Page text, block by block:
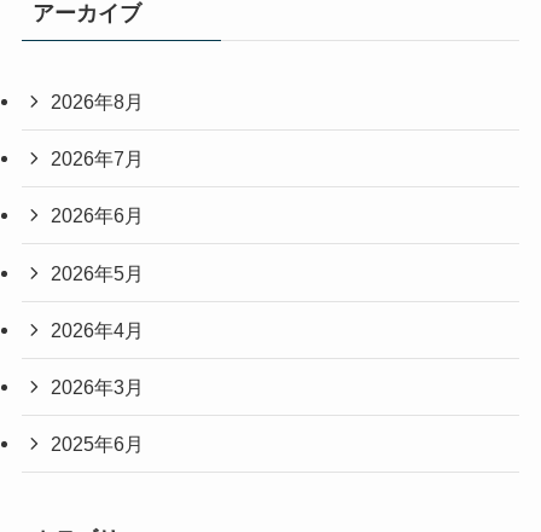
アーカイブ
2026年8月
2026年7月
2026年6月
2026年5月
2026年4月
2026年3月
2025年6月